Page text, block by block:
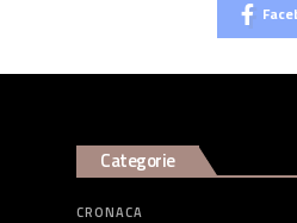
Categorie
CRONACA